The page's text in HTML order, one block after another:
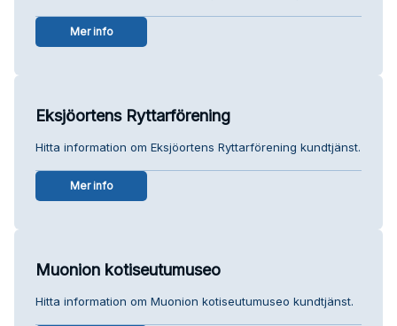
Mer info
Eksjöortens Ryttarförening
Hitta information om Eksjöortens Ryttarförening kundtjänst.
Mer info
Muonion kotiseutumuseo
Hitta information om Muonion kotiseutumuseo kundtjänst.